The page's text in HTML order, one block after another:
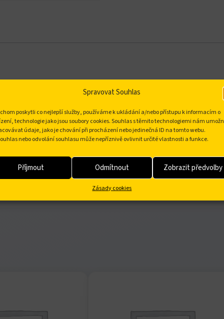
Spravovat Souhlas
poskytli co nejlepší služby, používáme k ukládání a/nebo přístupu k informacím o
technologie jako jsou soubory cookies. Souhlas s těmito technologiemi nám
údaje, jako je chování při procházení nebo jedinečná ID na tomto webu.
nebo odvolání souhlasu může nepříznivě ovlivnit určité vlastnosti a funkce.
Příjmout Odmítnout Zobrazit předvolby
Zásady cookies
a hrnců.
prvkem pro ruce a nehty